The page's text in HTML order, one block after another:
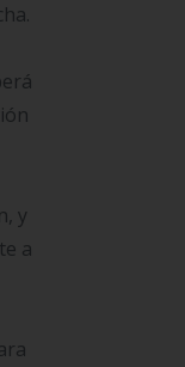
y
a